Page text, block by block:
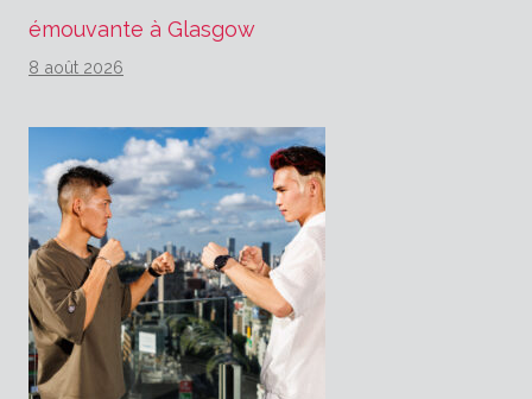
émouvante à Glasgow
8 août 2026